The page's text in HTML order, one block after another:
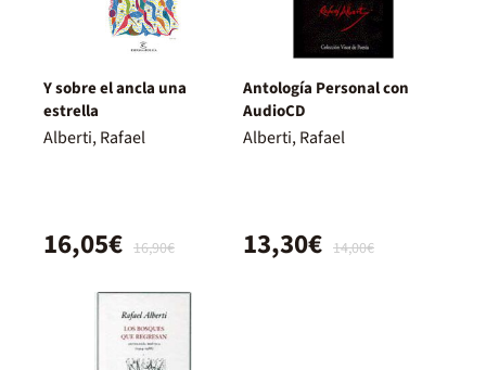
Y sobre el ancla una
estrella
Alberti, Rafael
16,90€
16,05€
Antología Personal con
AudioCD
Alberti, Rafael
14,00€
13,30€